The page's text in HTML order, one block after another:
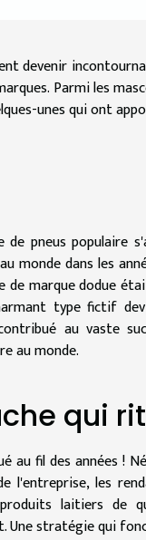
devenir
Parmi les
unes qui ont
pneus populaire
monde dans les
marque dodue
type fictif
au vaste
au monde.
qui rit
fil des années !
l'entreprise, les
laitiers de
Une stratégie qui